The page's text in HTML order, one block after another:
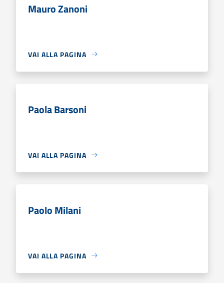
Mauro Zanoni
VAI ALLA PAGINA
Paola Barsoni
VAI ALLA PAGINA
Paolo Milani
VAI ALLA PAGINA